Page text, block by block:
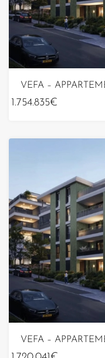
1.754.835€
VEFA –